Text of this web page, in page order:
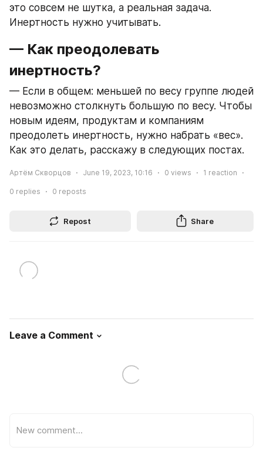
это совсем не шутка, а реальная задача.
Инертность нужно учитывать.
— Как преодолевать
инертность?
— Если в общем: меньшей по весу группе людей
невозможно столкнуть большую по весу. Чтобы
новым идеям, продуктам и компаниям
преодолеть инертность, нужно набрать «вес».
Как это делать, расскажу в следующих постах.
Артём Скворцов June 19, 2023, 10:16 0 views 1 reaction
0 replies 0 reposts
Repost Share
Leave a Comment